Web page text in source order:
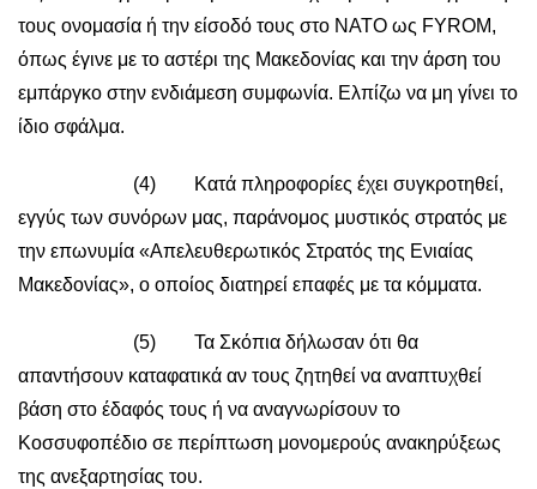
τους ονομασία ή την είσοδό τους στο ΝΑΤΟ ως FYROM,
όπως έγινε με το αστέρι της Μακεδονίας και την άρση του
εμπάργκο στην ενδιάμεση συμφωνία. Ελπίζω να μη γίνει το
ίδιο σφάλμα.
(4) Κατά πληροφορίες έχει συγκροτηθεί,
εγγύς των συνόρων μας, παράνομος μυστικός στρατός με
την επωνυμία «Απελευθερωτικός Στρατός της Ενιαίας
Μακεδονίας», ο οποίος διατηρεί επαφές με τα κόμματα.
(5) Τα Σκόπια δήλωσαν ότι θα
απαντήσουν καταφατικά αν τους ζητηθεί να αναπτυχθεί
βάση στο έδαφός τους ή να αναγνωρίσουν το
Κοσσυφοπέδιο σε περίπτωση μονομερούς ανακηρύξεως
της ανεξαρτησίας του.